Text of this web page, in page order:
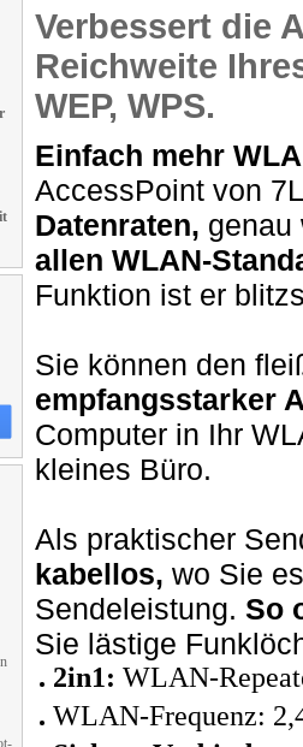
Verbessert die
Reichweite
WEP, WPS.
Einfach mehr
AccessPoint von
Datenraten, genau
allen WLAN-
Funktion ist er
Sie können den
empfangsstarker
Computer in Ihr
kleines Büro.
Als praktischer
kabellos, wo Sie
Sendeleistung. So
Sie lästige
2in1: WLAN-
WLAN-Frequenz: